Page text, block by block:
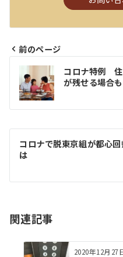
稿
ナ
ビ
ゲ
ー
シ
ン
前のページ
コロナ特例 住
が残せる場合
コロナで脱東京組が都心
は
関連記事
2020年12月27